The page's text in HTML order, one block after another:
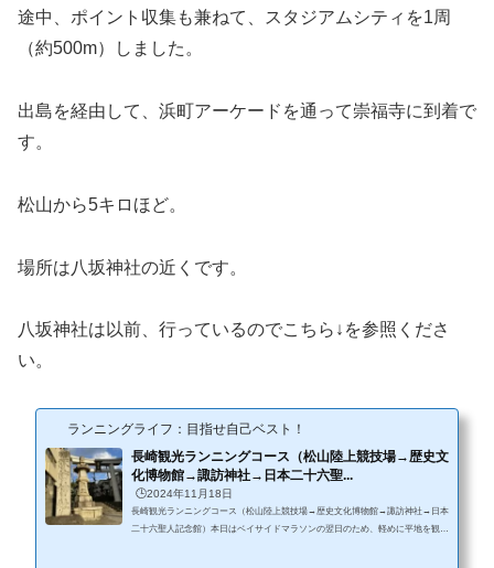
途中、ポイント収集も兼ねて、スタジアムシティを1周
（約500m）しました。
出島を経由して、浜町アーケードを通って崇福寺に到着で
す。
松山から5キロほど。
場所は八坂神社の近くです。
八坂神社は以前、行っているのでこちら↓を参照くださ
い。
ランニングライフ：目指せ自己ベスト！
長崎観光ランニングコース（松山陸上競技場→歴史文
化博物館→諏訪神社→日本二十六聖...
🕒️2024年11月18日
長崎観光ランニングコース（松山陸上競技場→歴史文化博物館→諏訪神社→日本
二十六聖人記念館）本日はベイサイドマラソンの翌日のため、軽めに平地を観光